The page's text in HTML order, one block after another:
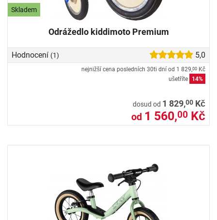
Skladem
Odrážedlo kiddimoto Premium
Hodnocení (1) 5,0
nejnižší cena posledních 30ti dní od 1 829,00 Kč
ušetříte
14%
dosud od 1 829,00 Kč
od 1 560,00 Kč